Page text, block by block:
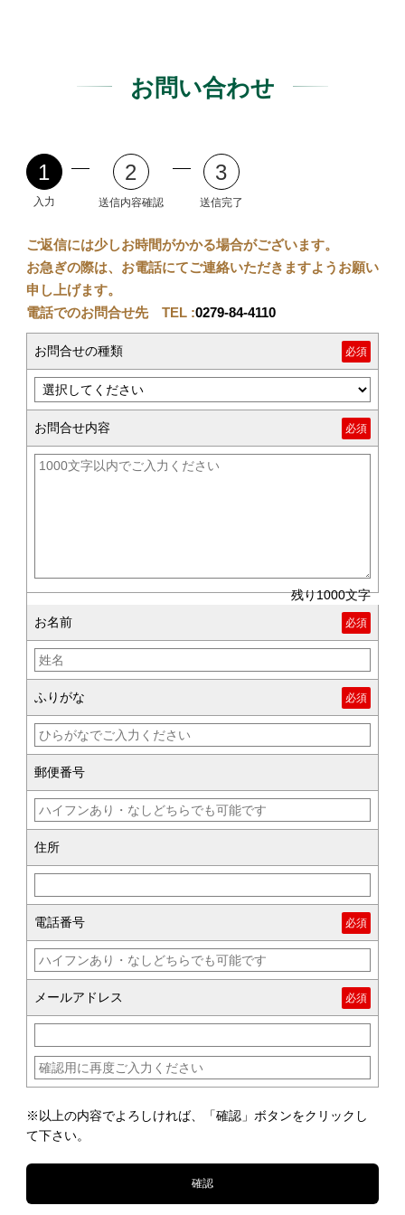
お問い合わせ
1
入力
2
送信内容確認
3
送信完了
ご返信には少しお時間がかかる場合がございます。
お急ぎの際は、お電話にてご連絡いただきますようお願い
申し上げます。
電話でのお問合せ先 TEL :0279-84-4110
お問合せの種類
お問合せ内容
残り1000文字
お名前
ふりがな
郵便番号
住所
電話番号
メールアドレス
※以上の内容でよろしければ、「確認」ボタンをクリックし
て下さい。